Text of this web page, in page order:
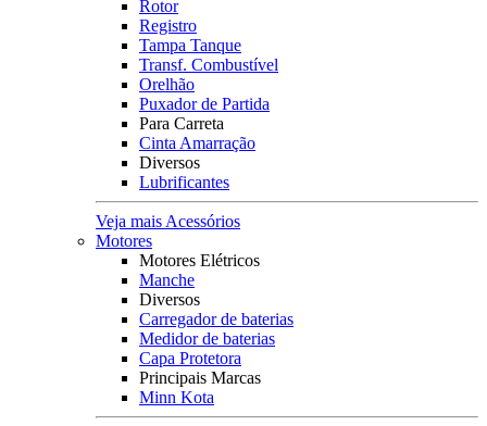
Rotor
Registro
Tampa Tanque
Transf. Combustível
Orelhão
Puxador de Partida
Para Carreta
Cinta Amarração
Diversos
Lubrificantes
Veja mais Acessórios
Motores
Motores Elétricos
Manche
Diversos
Carregador de baterias
Medidor de baterias
Capa Protetora
Principais Marcas
Minn Kota